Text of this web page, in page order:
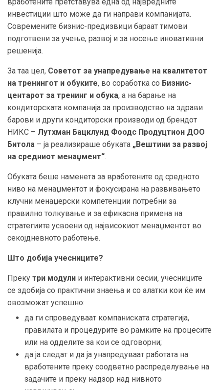
инвестиции што може да ги направи компанијата.
Современите бизнис-предизвици бараат тимови
подготвени за учење, развој и за носење иновативни
решенија.
За таа цел, Советот за унапредување на квалитетот
на тренингот и обуките, во соработка со Бизнис-
центарот за тренинг и обука, а на барање на
кондиторската компанија за производство на здрави
барови и други кондиторски производи од брендот
НИКС – Лутхман Бацклунд Фоодс Продуцтион ДОО
Битола – ја реализираше обуката „Вештини за развој
на средниот менаџмент“.
Обуката беше наменета за вработените од средното
ниво на менаџментот и фокусирана на развивањето
клучни менаџерски компетенции потребни за
правилно толкување и за ефикасна примена на
стратегиите усвоени од највисокиот менаџментот во
секојдневното работење.
Што добија учесниците?
Преку три модули и интерактивни сесии, учесниците
се здобија со практични знаења и со алатки кои ќе им
овозможат успешно:
да ги спроведуваат компаниcката стратегија,
правилата и процедурите во рамките на процесите
или на одделите за кои се одговорни;
да ја следат и да ја унапредуваат работата на
вработените преку соодветно распределување на
задачите и преку надзор над нивното